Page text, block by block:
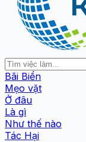
Bãi Biển
Mẹo vặt
Ở đâu
Là gì
Như thế nào
Tác Hại